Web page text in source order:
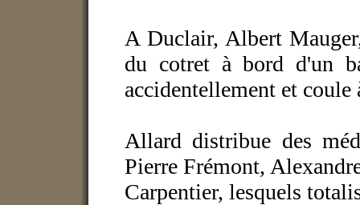
A Duclair, Albert
du cotret à bord d'un
accidentellement et coule
Allard distribue des
Pierre Frémont,
Carpentier, lesquels